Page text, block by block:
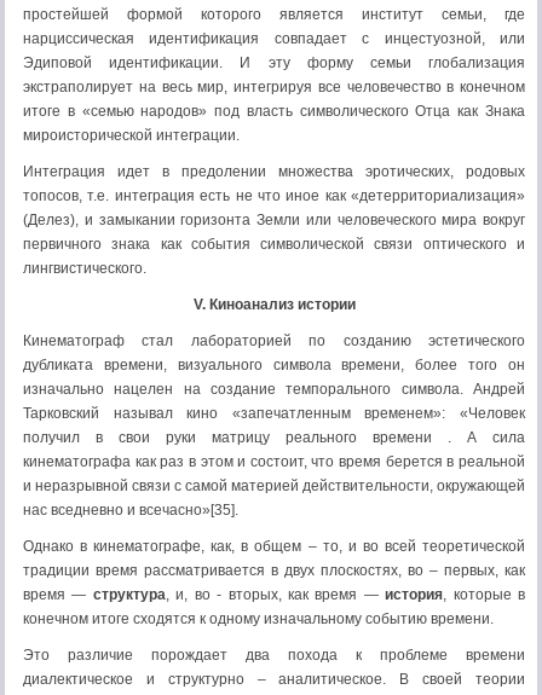
простейшей формой которого является институт семьи, где
нарциссическая идентификация совпадает с инцестуозной, или
Эдиповой идентификации. И эту форму семьи глобализация
экстраполирует на весь мир, интегрируя все человечество в конечном
итоге в «семью народов» под власть символического Отца как Знака
мироисторической интеграции.
Интеграция идет в предолении множества эротических, родовых
топосов, т.е. интеграция есть не что иное как «детерриториализация»
(Делез), и замыкании горизонта Земли или человеческого мира вокруг
первичного знака как события символической связи оптического и
лингвистического.
V. Киноанализ истории
Кинематограф стал лабораторией по созданию эстетического
дубликата времени, визуального символа времени, более того он
изначально нацелен на создание темпорального символа. Андрей
Тарковский называл кино «запечатленным временем»: «Человек
получил в свои руки матрицу реального времени . А сила
кинематографа как раз в этом и состоит, что время берется в реальной
и неразрывной связи с самой материей действительности, окружающей
нас вседневно и всечасно»[35].
Однако в кинематографе, как, в общем – то, и во всей теоретической
традиции время рассматривается в двух плоскостях, во – первых, как
время — структура, и, во - вторых, как время —история, которые в
конечном итоге сходятся к одному изначальному событию времени.
Это различие порождает два похода к проблеме времени
диалектическое и структурно – аналитическое. В своей теории